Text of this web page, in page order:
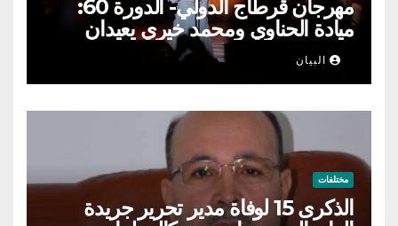
مهرجان قرطاج الدولي- الدورة 60:
ميادة الحناوي ومحمد خيري يعيدان
الطرب السوري إلى ركح قرطاج
البيان
مختلفات
الذكرى 15 لوفاة مدير تحرير جريدة